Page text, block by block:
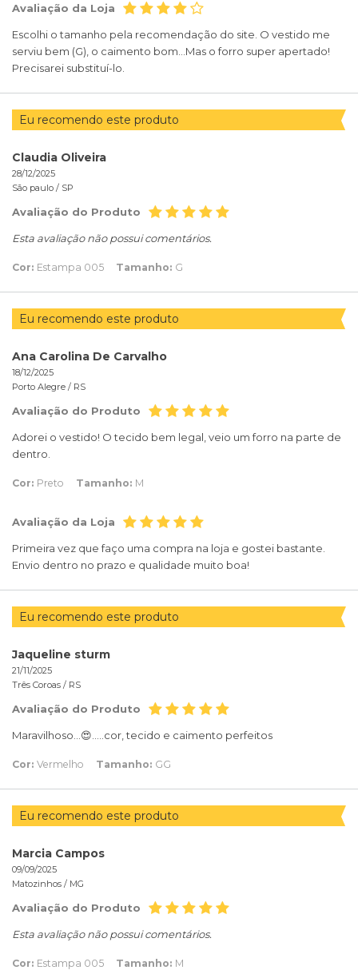
Avaliação da Loja
Escolhi o tamanho pela recomendação do site. O vestido me
serviu bem (G), o caimento bom...Mas o forro super apertado!
Precisarei substituí-lo.
Eu recomendo este produto
Claudia Oliveira
28/12/2025
São paulo / SP
Avaliação do Produto
Esta avaliação não possui comentários.
Cor: Estampa 005 Tamanho: G
Eu recomendo este produto
Ana Carolina De Carvalho
18/12/2025
Porto Alegre / RS
Avaliação do Produto
Adorei o vestido! O tecido bem legal, veio um forro na parte de
dentro.
Cor: Preto Tamanho: M
Avaliação da Loja
Primeira vez que faço uma compra na loja e gostei bastante.
Envio dentro no prazo e qualidade muito boa!
Eu recomendo este produto
Jaqueline sturm
21/11/2025
Três Coroas / RS
Avaliação do Produto
Maravilhoso...😍.....cor, tecido e caimento perfeitos
Cor: Vermelho Tamanho: GG
Eu recomendo este produto
Marcia Campos
09/09/2025
Matozinhos / MG
Avaliação do Produto
Esta avaliação não possui comentários.
Cor: Estampa 005 Tamanho: M